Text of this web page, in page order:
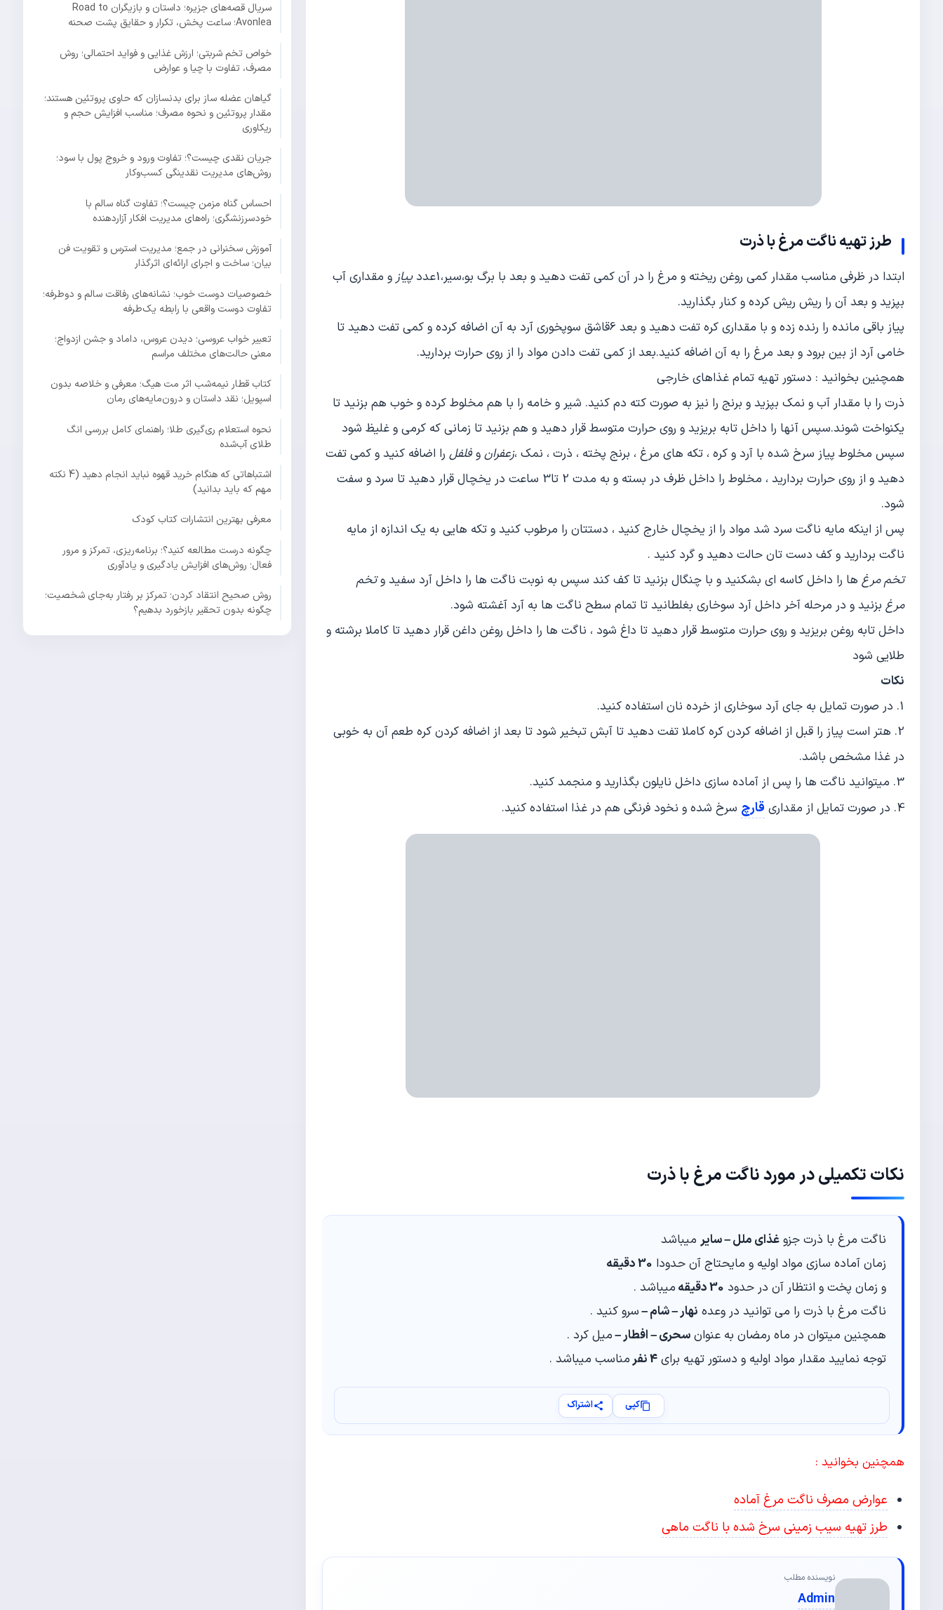
طرز تهیهناگت مرغ با ذرت
ابتدا در ظرفی مناسب مقدار کمی روغن ریخته و مرغ را در آن کمی تفت دهید و بعد با برگ بو،سیر،1عدد پیاز و مقداری آب
بپزید و بعد آن را ریش ریش کرده و کنار بگذارید.
پیاز باقی مانده را رنده زده و با مقداری کره تفت دهید و بعد 6قاشق سوپخوری آرد به آن اضافه کرده و کمی تفت دهید تا
خامی آرد از بین برود و بعد مرغ را به آن اضافه کنید.بعد از کمی تفت دادن مواد را از روی حرارت بردارید.
همچنین بخوانید : دستور تهیه تمام غذاهای خارجی
ذرت را با مقدار آب و نمک بپزید و برنج را نیز به صورت کته دم کنید. شیر و خامه را با هم مخلوط کرده و خوب هم بزنید تا
یکنواخت شوند.سپس آنها را داخل تابه بریزید و روی حرارت متوسط قرار دهید و هم بزنید تا زمانی که کرمی و غلیظ شود
سپس مخلوط پیاز سرخ شده با آرد و کره ، تکه های مرغ ، برنج پخته ، ذرت ، نمک ،زعفرانوفلفل را اضافه کنید و کمی تفت
دهید و از روی حرارت بردارید ، مخلوط را داخل ظرف در بسته و به مدت 2 تا3 ساعت در یخچال قرار دهید تا سرد و سفت
شود.
پس از اینکه مایه ناگت سرد شد مواد را از یخچال خارج کنید ، دستتان را مرطوب کنید و تکه هایی به یک اندازه از مایه
ناگت بردارید و کف دست تان حالت دهید و گرد کنید .
تخم مرغ ها را داخل کاسه ای بشکنید و با چنگال بزنید تا کف کند سپس به نوبت ناگت ها را داخل آرد سفید وتخم
مرغ بزنید و در مرحله آخر داخل آرد سوخاری بغلطانید تا تمام سطح ناگت ها به آرد آغشته شود.
داخل تابه روغن بریزید و روی حرارت متوسط قرار دهید تا داغ شود ، ناگت ها را داخل روغن داغن قرار دهید تا کاملا برشته و
طلایی شود
نکات
1. در صورت تمایل به جای آرد سوخاری از خرده نان استفاده کنید.
2. هتر است پیاز را قبل از اضافه کردن کره کاملا تفت دهید تا آبش تبخیر شود تا بعد از اضافه کردن کره طعم آن به خوبی
در غذا مشخص باشد.
3. میتوانید ناگت ها را پس از آماده سازی داخل نایلون بگذارید و منجمد کنید.
4. در صورت تمایل از مقداری
قارچ سرخ شده و نخود فرنگی هم در غذا استفاده کنید.
نکات تکمیلی در مورد ناگت مرغ با ذرت
ناگت مرغ با ذرت جزوغذای ملل – سایرمیباشد
زمان آماده سازی مواد اولیه و مایحتاج آن حدودا 30 دقیقه
و زمان پخت و انتظار آن در حدود 30 دقیقه
میباشد .
ناگت مرغ با ذرت را می توانید در وعده نهار – شام –سرو کنید .
همچنین میتوان در ماه رمضان به عنوانسحری – افطار –میل کرد .
توجه نمایید مقدار مواد اولیه و دستور تهیه برای4 نفر مناسب میباشد .
کپی اشتراک
همچنین بخوانید :
عوارض مصرف ناگت مرغ آماده
طرز تهیه سیب زمینی سرخ شده با ناگت ماهی
نویسنده مطلب
Admin
سریال قصه‌های جزیره؛ داستان و بازیگران Road to
Avonlea؛ ساعت پخش، تکرار و حقایق پشت صحنه
خواص تخم شربتی؛ ارزش غذایی و فواید احتمالی؛ روش
مصرف، تفاوت با چیا و عوارض
گیاهان عضله ساز برای بدنسازان که حاوی پروتئین هستند؛
مقدار پروتئین و نحوه مصرف؛ مناسب افزایش حجم و
ریکاوری
جریان نقدی چیست؟؛ تفاوت ورود و خروج پول با سود؛
روش‌های مدیریت نقدینگی کسب‌وکار
احساس گناه مزمن چیست؟؛ تفاوت گناه سالم با
خودسرزنشگری؛ راه‌های مدیریت افکار آزاردهنده
آموزش سخنرانی در جمع؛ مدیریت استرس و تقویت فن
بیان؛ ساخت و اجرای ارائه‌ای اثرگذار
خصوصیات دوست خوب؛ نشانه‌های رفاقت سالم و دوطرفه؛
تفاوت دوست واقعی با رابطه یک‌طرفه
تعبیر خواب عروسی؛ دیدن عروس، داماد و جشن ازدواج؛
معنی حالت‌های مختلف مراسم
کتاب قطار نیمه‌شب اثر مت هیگ؛ معرفی و خلاصه بدون
اسپویل؛ نقد داستان و درون‌مایه‌های رمان
نحوه استعلام ری‌گیری طلا؛ راهنمای کامل بررسی انگ
طلای آب‌شده
اشتباهاتی که هنگام خرید قهوه نباید انجام دهید (4 نکته
مهم که باید بدانید)
معرفی بهترین انتشارات کتاب کودک
چگونه درست مطالعه کنید؟؛ برنامه‌ریزی، تمرکز و مرور
فعال؛ روش‌های افزایش یادگیری و یادآوری
روش صحیح انتقاد کردن؛ تمرکز بر رفتار به‌جای شخصیت؛
چگونه بدون تحقیر بازخورد بدهیم؟